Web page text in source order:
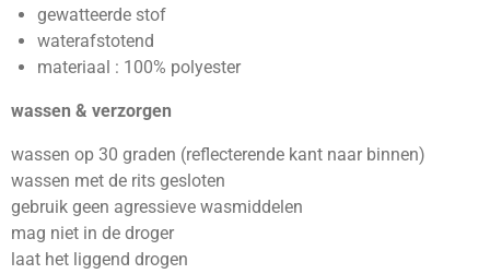
gewatteerde stof
waterafstotend
materiaal : 100% polyester
wassen & verzorgen
wassen op 30 graden (reflecterende kant naar binnen)
wassen met de rits gesloten
gebruik geen agressieve wasmiddelen
mag niet in de droger
laat het liggend drogen